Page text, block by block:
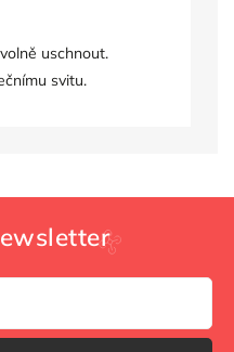
uschnout.
svitu.